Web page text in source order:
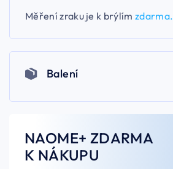
Měření zraku je k brýlím zdarma.
Balení
NAOME+ ZDARMA
K NÁKUPU